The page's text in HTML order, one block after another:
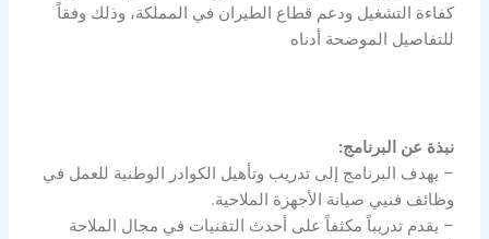
كفاءة التشغيل ودعم قطاع الطيران في المملكة، وذلك وفقاً
للتفاصيل الموضحة أدناه
نبذة عن البرنامج:
– يهدف البرنامج إلى تدريب وتأهيل الكوادر الوطنية للعمل في
وظائف فنيي صيانة الأجهزة الملاحية.
– يقدم تدريباً مكثفاً على أحدث التقنيات في مجال الملاحة